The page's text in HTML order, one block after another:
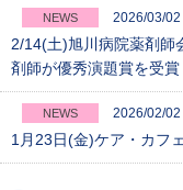
NEWS 2026/03/02
2/14(土)旭川病院薬剤師
剤師が優秀演題賞を受賞
NEWS 2026/02/02
1月23日(金)ケア・カフ